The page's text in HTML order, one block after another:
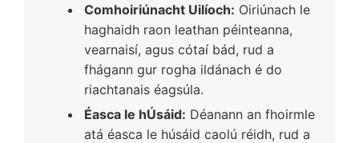
Comhoiriúnacht Uilíoch: Oiriúnach le
haghaidh raon leathan péinteanna,
vearnaisí, agus cótaí bád, rud a
fhágann gur rogha ildánach é do
riachtanais éagsúla.
Éasca le hÚsáid: Déanann an fhoirmle
atá éasca le húsáid caolú réidh, rud a